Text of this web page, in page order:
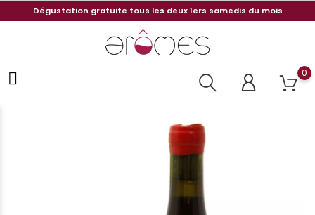
Dégustation gratuite tous les deux 1ers samedis du mois
0